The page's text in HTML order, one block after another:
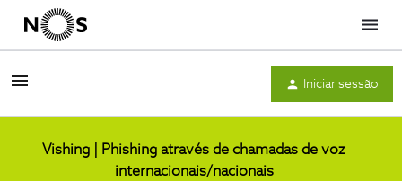
Menu
Iniciar sessão
Vishing | Phishing através de chamadas de voz
internacionais/nacionais